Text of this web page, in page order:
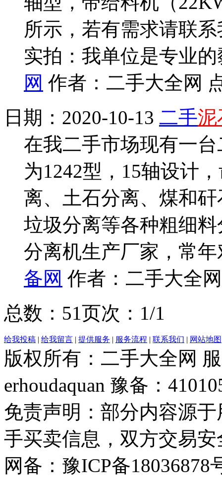
所示，若有需求请联
实拍：我单位是专业
网 作者：二手大全网
日期：2020-10-13 二手泥
在我二手市场现有一
为1242型，15轴设计
离、土石分离、煤和
垃圾分离等各种粗细
分离机生产厂家，常
备网 作者：二手大全
总数：51页次：1/1
给我投稿 | 给我留言 | 提供服务 | 服务流程 | 联系我们 | 网站地图
版权所有：二手大全网
erhoudaquan 豫备：
免责声明：部分内容源
手买卖信息，双方交易
网备：豫ICP备18036878